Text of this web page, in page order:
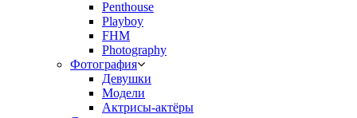
Penthouse
Playboy
FHM
Photography
Фотография
Девушки
Модели
Актрисы-актёры